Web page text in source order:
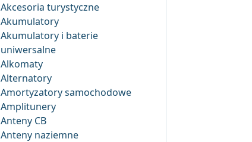
Akcesoria turystyczne
Akumulatory
Akumulatory i baterie
uniwersalne
Alkomaty
Alternatory
Amortyzatory samochodowe
Amplitunery
Anteny CB
Anteny naziemne